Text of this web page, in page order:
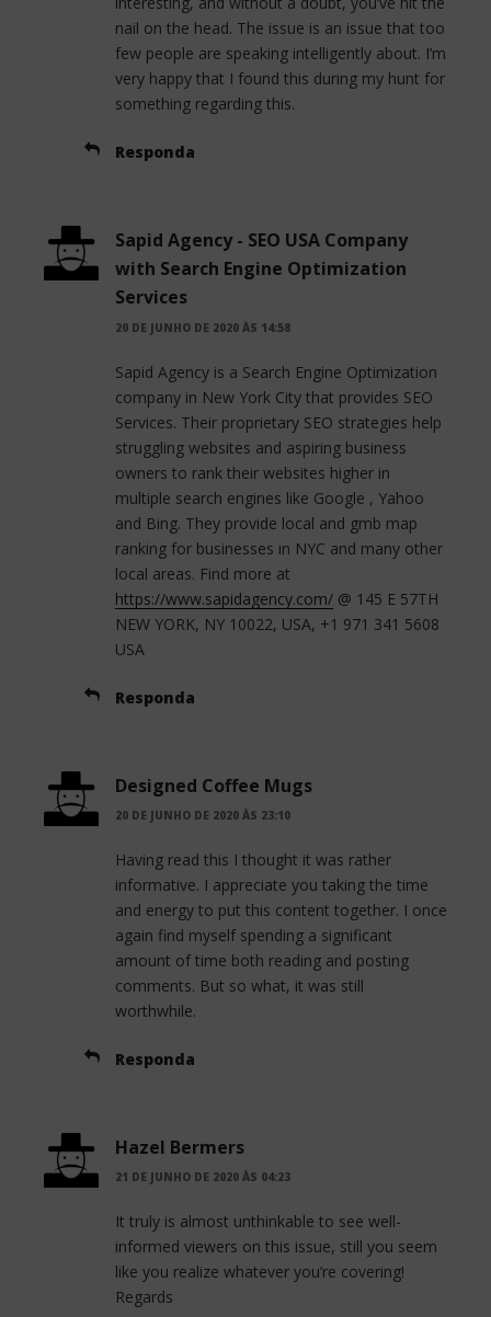
nail on the head. The issue is an issue that too
few people are speaking intelligently about. I’m
very happy that I found this during my hunt for
something regarding this.
Responda
Sapid Agency - SEO USA Company
with Search Engine Optimization
Services
20 DE JUNHO DE 2020 ÀS 14:58
Sapid Agency is a Search Engine Optimization
company in New York City that provides SEO
Services. Their proprietary SEO strategies help
struggling websites and aspiring business
owners to rank their websites higher in
multiple search engines like Google , Yahoo
and Bing. They provide local and gmb map
ranking for businesses in NYC and many other
local areas. Find more at
https://www.sapidagency.com/ @ 145 E 57TH
NEW YORK, NY 10022, USA, +1 971 341 5608
USA
Responda
Designed Coffee Mugs
20 DE JUNHO DE 2020 ÀS 23:10
Having read this I thought it was rather
informative. I appreciate you taking the time
and energy to put this content together. I once
again find myself spending a significant
amount of time both reading and posting
comments. But so what, it was still
worthwhile.
Responda
Hazel Bermers
21 DE JUNHO DE 2020 ÀS 04:23
It truly is almost unthinkable to see well-
informed viewers on this issue, still you seem
like you realize whatever you’re covering!
Regards